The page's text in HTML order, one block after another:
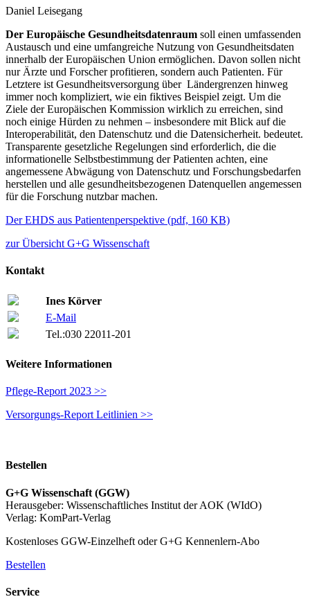
Daniel Leisegang
Der Europäische Gesundheitsdatenraum soll einen umfassenden
Austausch und eine umfangreiche Nutzung von Gesundheitsdaten
innerhalb der Europäischen Union ermöglichen. Davon sollen nicht
nur Ärzte und Forscher profitieren, sondern auch Patienten. Für
Letztere ist Gesundheitsversorgung über Ländergrenzen hinweg
immer noch kompliziert, wie ein fiktives Beispiel zeigt. Um die
Ziele der Europäischen Kommission wirklich zu erreichen, sind
noch einige Hürden zu nehmen – insbesondere mit Blick auf die
Interoperabilität, den Datenschutz und die Datensicherheit. bedeutet.
Transparente gesetzliche Regelungen sind erforderlich, die die
informationelle Selbstbestimmung der Patienten achten, eine
angemessene Abwägung von Datenschutz und Forschungsbedarfen
herstellen und alle gesundheitsbezogenen Datenquellen angemessen
für die Forschung nutzbar machen.
Der EHDS aus Patientenperspektive (pdf, 160 KB)
zur Übersicht G+G Wissenschaft
Kontakt
Ines Körver
E-Mail
Tel.:030 22011-201
Weitere Informationen
Pflege-Report 2023 >>
Versorgungs-Report Leitlinien >>
Bestellen
G+G Wissenschaft (GGW)
Herausgeber: Wissenschaftliches Institut der AOK (WIdO)
Verlag: KomPart-Verlag
Kostenloses GGW-Einzelheft oder G+G Kennenlern-Abo
Bestellen
Service